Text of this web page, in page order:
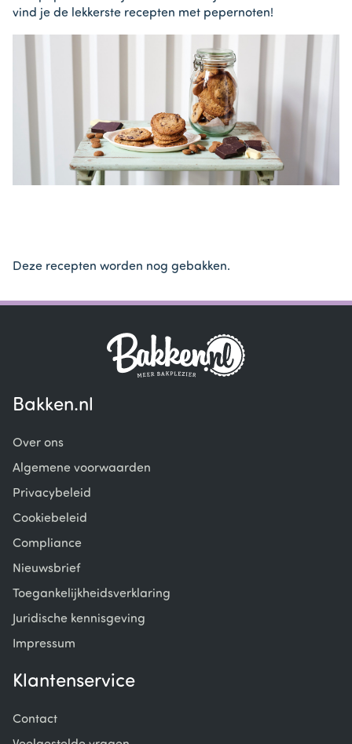
vind je de lekkerste recepten met pepernoten!
Deze recepten worden nog gebakken.
Bakken.nl
Over ons
Algemene voorwaarden
Privacybeleid
Cookiebeleid
Compliance
Nieuwsbrief
Toegankelijkheidsverklaring
Juridische kennisgeving
Impressum
Klantenservice
Contact